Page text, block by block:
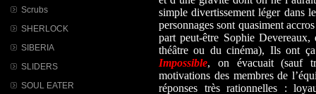
Scrubs
SHERLOCK
SIBERIA
SLIDERS
SOUL EATER
simple divertissement léger dans
personnages sont quasiment
part peut-être Sophie
théâtre ou du cinéma), Ils ont
Impossible, on évacuait (sauf
motivations des membres de
réponses très rationnelles :